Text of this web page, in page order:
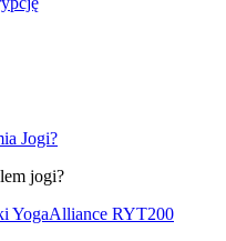
Jogi?
jogi?
YogaAlliance RYT200